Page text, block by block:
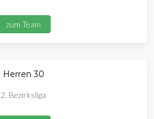
zum Team
Herren 30
2. Bezirksliga